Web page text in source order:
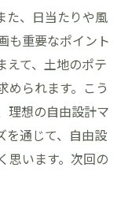
た、日当たりや風
も重要なポイント
えて、土地のポテ
められます。こう
理想の自由設計マ
を通じて、自由設
思います。次回の